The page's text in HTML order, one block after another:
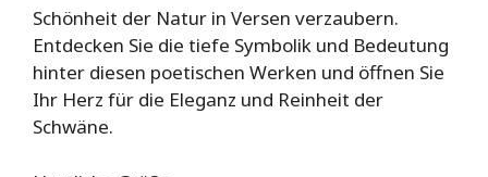
Schönheit der Natur in Versen verzaubern.
Entdecken Sie die tiefe Symbolik und Bedeutung
hinter diesen poetischen Werken und öffnen Sie
Ihr Herz für die Eleganz und Reinheit der
Schwäne.